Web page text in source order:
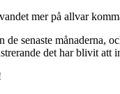
mer på allvar
senaste månaderna,
det har blivit att